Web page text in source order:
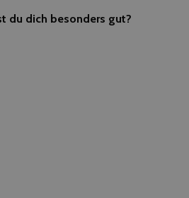
du dich besonders gut?